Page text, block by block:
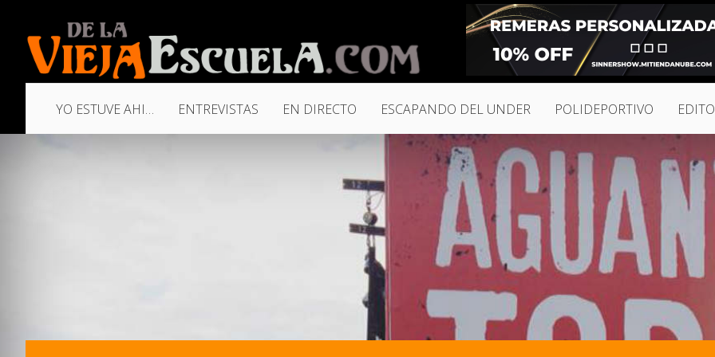
YO ESTUVE AHI… ENTREVISTAS EN DIRECTO ESCAPANDO DEL UNDER POLIDEPORTIVO